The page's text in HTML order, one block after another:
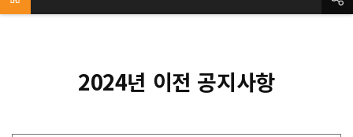
2024년 이전 공지사항